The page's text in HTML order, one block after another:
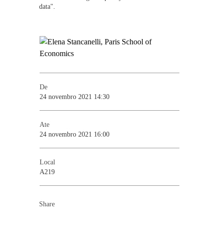
data".
De
24 novembro 2021 14:30
Ate
24 novembro 2021 16:00
Local
A219
Share